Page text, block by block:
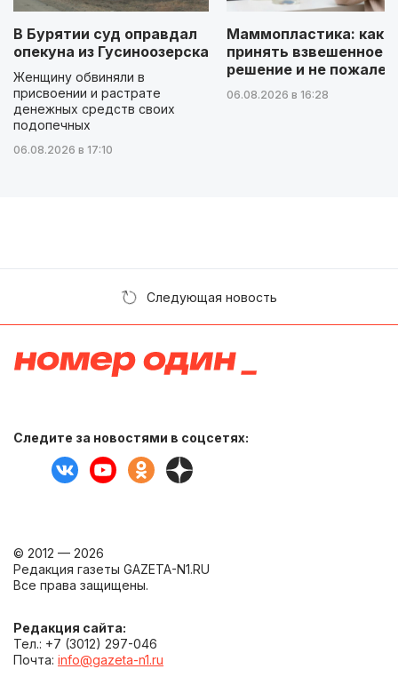
В Бурятии суд оправдал
опекуна из Гусиноозерска
Женщину обвиняли в
присвоении и растрате
денежных средств своих
подопечных
06.08.2026 в 17:10
Маммопластика: как
принять взвешенное
решение и не
06.08.2026 в 16:28
Следующая новость
Следите за новостями в соцсетях:
© 2012 — 2026
Редакция газеты GAZETA-N1.RU
Все права защищены.
Редакция сайта:
Тел.: +7 (3012) 297-046
Почта: info@gazeta-n1.ru